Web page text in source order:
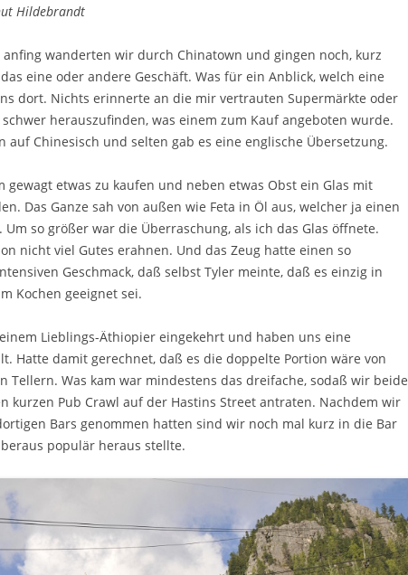
Hildebrandt
wanderten wir durch Chinatown und gingen noch, kurz
eine oder andere Geschäft. Was für ein Anblick, welch eine
dort. Nichts erinnerte an die mir vertrauten Supermärkte oder
schwer herauszufinden, was einem zum Kauf angeboten wurde.
auf Chinesisch und selten gab es eine englische Übersetzung.
gewagt etwas zu kaufen und neben etwas Obst ein Glas mit
Das Ganze sah von außen wie Feta in Öl aus, welcher ja einen
so größer war die Überraschung, als ich das Glas öffnete.
nicht viel Gutes erahnen. Und das Zeug hatte einen so
Geschmack, daß selbst Tyler meinte, daß es einzig in
Kochen geeignet sei.
Lieblings-Äthiopier eingekehrt und haben uns eine
Hatte damit gerechnet, daß es die doppelte Portion wäre von
Tellern. Was kam war mindestens das dreifache, sodaß wir beide
kurzen Pub Crawl auf der Hastins Street antraten. Nachdem wir
Bars genommen hatten sind wir noch mal kurz in die Bar
populär heraus stellte.